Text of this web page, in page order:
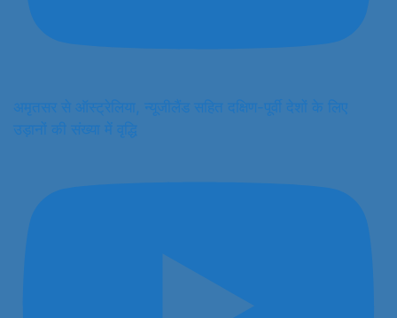
अमृतसर से ऑस्ट्रेलिया, न्यूजीलैंड सहित दक्षिण-पूर्वी देशों के लिए
उड़ानों की संख्या में वृद्धि